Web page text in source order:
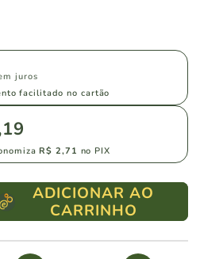
juros
facilitado no cartão
R$ 2,71 no PIX
ADICIONAR AO
CARRINHO